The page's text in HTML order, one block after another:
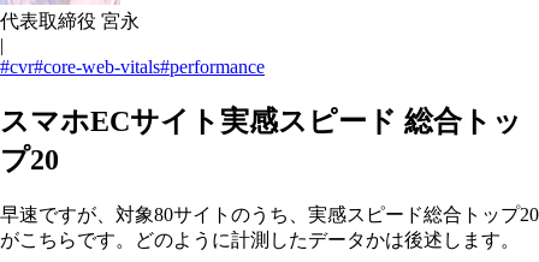
代表取締役 宮永
|
#cvr#core-web-vitals#performance
スマホECサイト実感スピード 総合トッ
プ20
早速ですが、対象80サイトのうち、実感スピード総合トップ20
がこちらです。どのように計測したデータかは後述します。